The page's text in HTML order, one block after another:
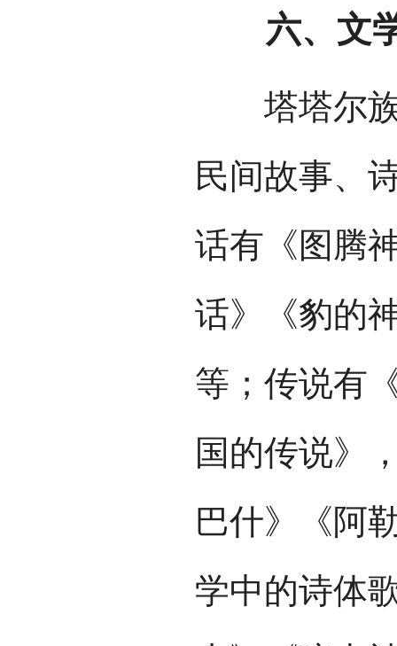
六、文
塔塔尔族
民间故事、
话有《图腾
话》《豹的
等；传说有
国的传说》
巴什》《阿
学中的诗体